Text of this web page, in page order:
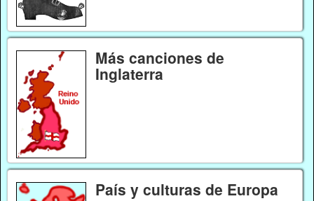
Más canciones de
Inglaterra
País y culturas de Europa